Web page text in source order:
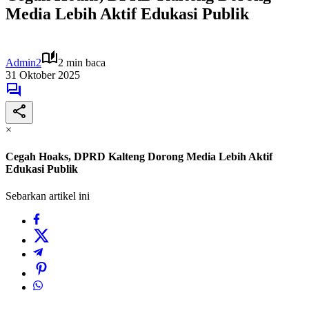
Media Lebih Aktif Edukasi Publik
Admin2
2 min baca
31 Oktober 2025
×
Cegah Hoaks, DPRD Kalteng Dorong Media Lebih Aktif
Edukasi Publik
Sebarkan artikel ini